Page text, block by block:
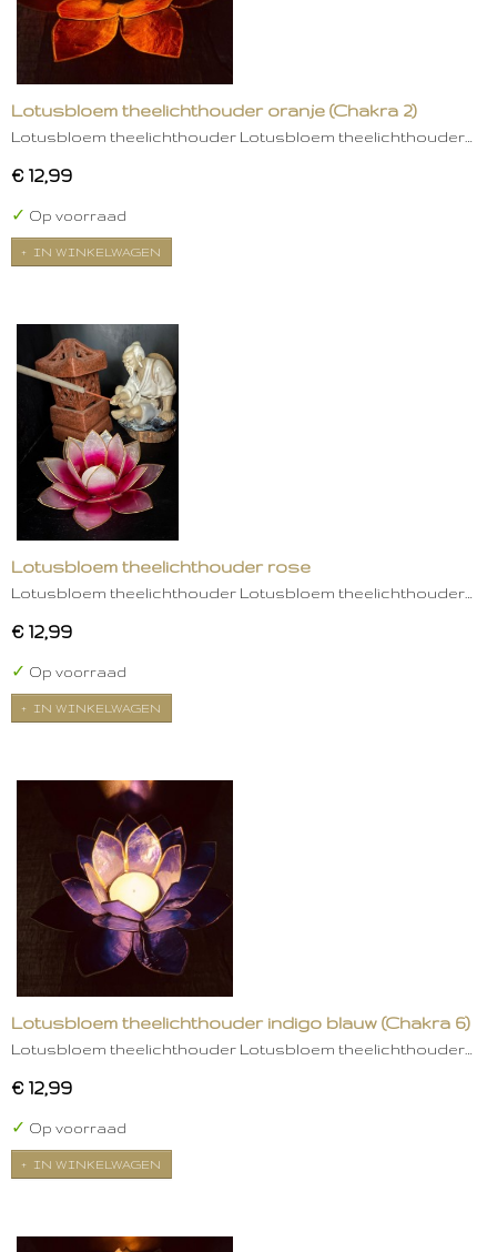
Lotusbloem theelichthouder oranje (Chakra 2)
Lotusbloem theelichthouder Lotusbloem theelichthouder…
€ 12,99
✓ Op voorraad
IN WINKELWAGEN
Lotusbloem theelichthouder rose
Lotusbloem theelichthouder Lotusbloem theelichthouder…
€ 12,99
✓ Op voorraad
IN WINKELWAGEN
Lotusbloem theelichthouder indigo blauw (Chakra 6)
Lotusbloem theelichthouder Lotusbloem theelichthouder…
€ 12,99
✓ Op voorraad
IN WINKELWAGEN